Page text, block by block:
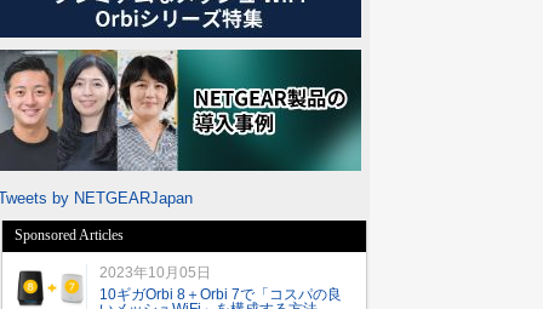
by NETGEARJapan
Sponsored Articles
2023年10月05日
10ギガOrbi 8＋Orbi 7で「コスパの良